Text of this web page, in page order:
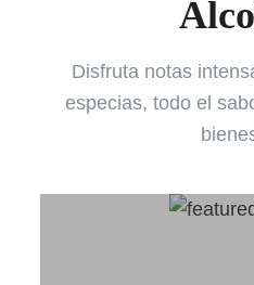
Disfruta notas
especias, todo el